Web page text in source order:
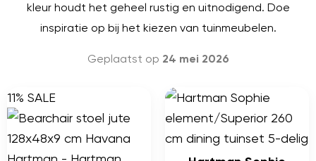
kleur houdt het geheel rustig en uitnodigend. Doe
inspiratie op bij het kiezen van tuinmeubelen.
Geplaatst op 24 mei 2026
11% SALE